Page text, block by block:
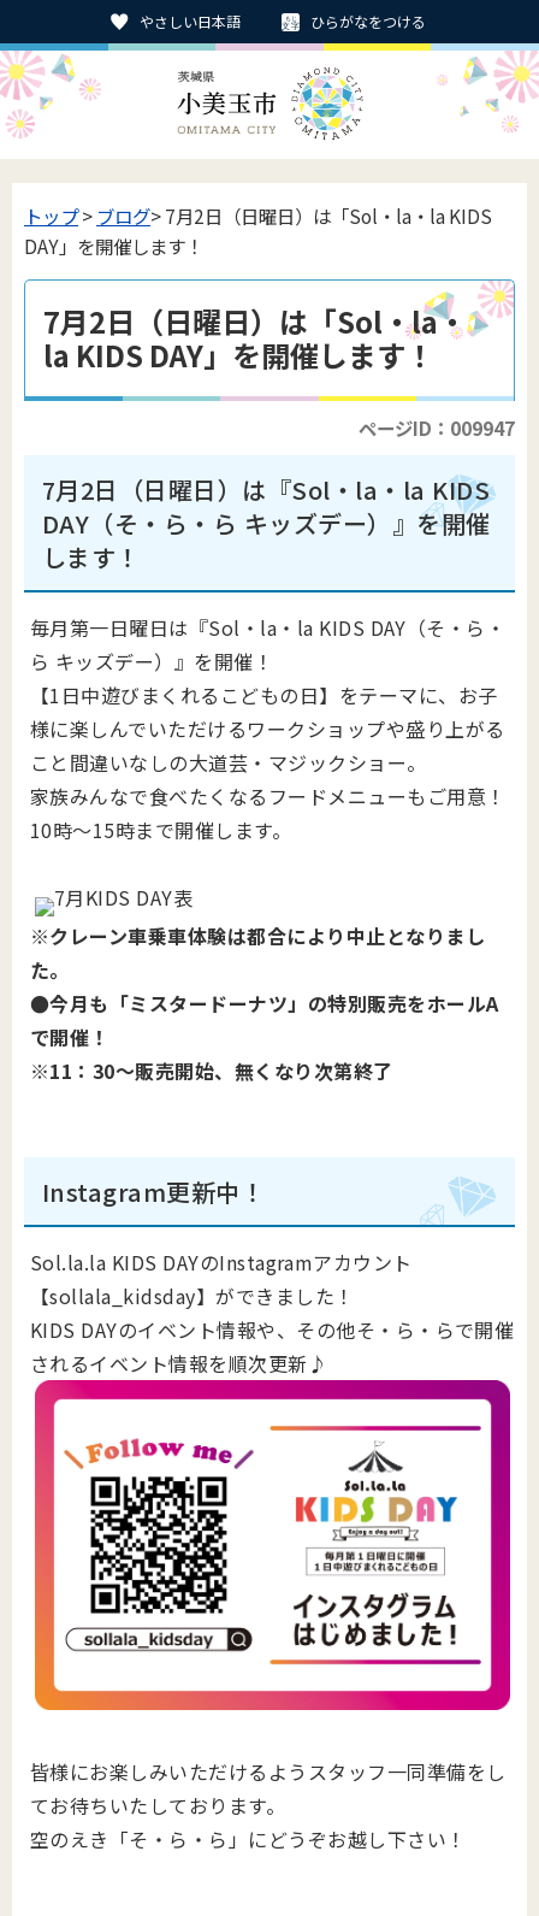
やさしい日本語 ひらがなをつける
トップ> ブログ> 7月2日（日曜日）は「Sol・la・la KIDS
DAY」を開催します！
7月2日（日曜日）は「Sol・la・
la KIDS DAY」を開催します！
ページID：009947
7月2日（日曜日）は『Sol・la・la KIDS
DAY（そ・ら・ら キッズデー）』を開催
します！
毎月第一日曜日は『Sol・la・la KIDS DAY（そ・ら・
ら キッズデー）』を開催！
【1日中遊びまくれるこどもの日】をテーマに、お子
様に楽しんでいただけるワークショップや盛り上がる
こと間違いなしの大道芸・マジックショー。
家族みんなで食べたくなるフードメニューもご用意！
10時～15時まで開催します。
※クレーン車乗車体験は都合により中止となりまし
た。
●今月も「ミスタードーナツ」の特別販売をホールA
で開催！
※11：30～販売開始、無くなり次第終了
Instagram更新中！
Sol.la.la KIDS DAYのInstagramアカウント
【sollala_kidsday】ができました！
KIDS DAYのイベント情報や、その他そ・ら・らで開催
されるイベント情報を順次更新♪
皆様にお楽しみいただけるようスタッフ一同準備をし
てお待ちいたしております。
空のえき「そ・ら・ら」にどうぞお越し下さい！